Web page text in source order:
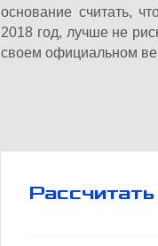
основание считать,
2018 год, лучше не
своем официальном